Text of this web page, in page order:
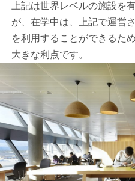
上記は世界レベルの施設を
が、在学中は、上記で運営
を利用することができるた
大きな利点です。